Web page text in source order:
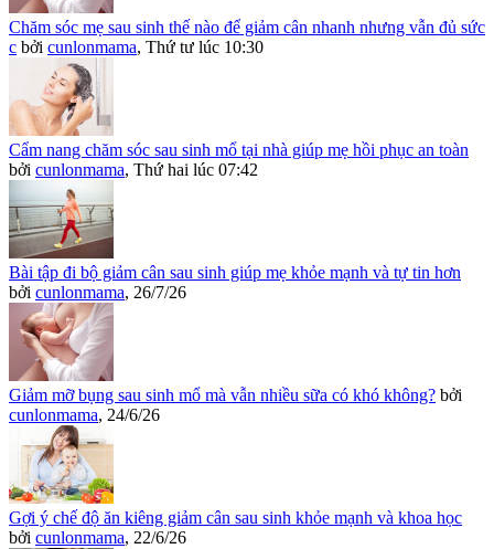
Chăm sóc mẹ sau sinh thế nào để giảm cân nhanh nhưng vẫn đủ sức
c bởi cunlonmama, Thứ tư lúc 10:30
Cẩm nang chăm sóc sau sinh mổ tại nhà giúp mẹ hồi phục an toàn
bởi cunlonmama, Thứ hai lúc 07:42
Bài tập đi bộ giảm cân sau sinh giúp mẹ khỏe mạnh và tự tin hơn
bởi cunlonmama, 26/7/26
Giảm mỡ bụng sau sinh mổ mà vẫn nhiều sữa có khó không? bởi
cunlonmama, 24/6/26
Gợi ý chế độ ăn kiêng giảm cân sau sinh khỏe mạnh và khoa học
bởi cunlonmama, 22/6/26